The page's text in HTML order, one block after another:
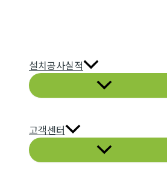
설치공사실적
고객센터